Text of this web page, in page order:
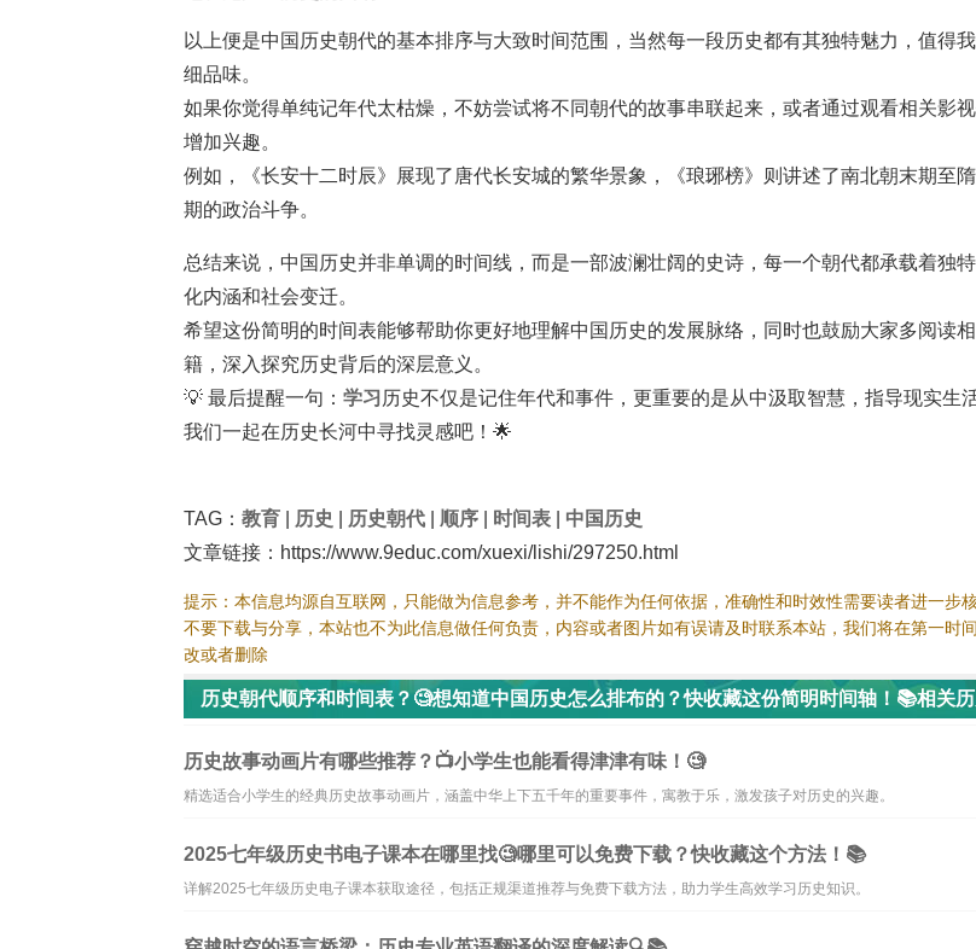
以上便是中国历史朝代的基本排序与大致时间范围，当然每一段历史都有其独特魅力，值得
细品味。
如果你觉得单纯记年代太枯燥，不妨尝试将不同朝代的故事串联起来，或者通过观看相关影
增加兴趣。
例如，《长安十二时辰》展现了唐代长安城的繁华景象，《琅琊榜》则讲述了南北朝末期至
期的政治斗争。
总结来说，中国历史并非单调的时间线，而是一部波澜壮阔的史诗，每一个朝代都承载着独
化内涵和社会变迁。
希望这份简明的时间表能够帮助你更好地理解中国历史的发展脉络，同时也鼓励大家多阅读
籍，深入探究历史背后的深层意义。
💡 最后提醒一句： 学习 历史不仅是记住年代和事件，更重要的是从中汲取智慧，指导现实生
我们一起在历史长河中寻找灵感吧！🌟
TAG： 教育 历史 历史朝代 顺序 时间表
中国历史
文章链接：https://www.9educ.com/xuexi/lishi/297250.html
提示：本信息均源自互联网，只能做为信息参考，并不能作为任何依据，准确性和时效性需要读者进一步
不要下载与分享，本站也不为此信息做任何负责，内容或者图片如有误请及时联系本站，我们将在第一时
改或者删除
历史朝代顺序和时间表？🧐想知道中国历史怎么排布的？快收藏这份简明时间轴！📚相关历
历史故事动画片有哪些推荐？📺小学生也能看得津津有味！🧐
精选适合小学生的经典历史故事动画片，涵盖中华上下五千年的重要事件，寓教于乐，激发孩子对历史的兴趣。
2025七年级历史书电子课本在哪里找🧐哪里可以免费下载？快收藏这个方法！📚
详解2025七年级历史电子课本获取途径，包括正规渠道推荐与免费下载方法，助力学生高效学习历史知识。